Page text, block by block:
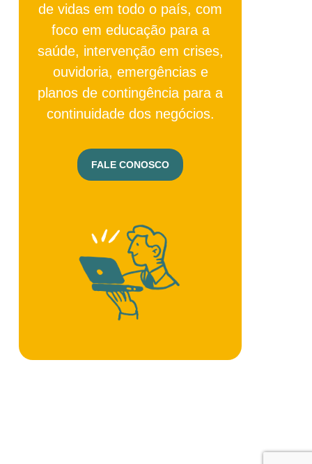
de vidas em todo o país, com
foco em educação para a
saúde, intervenção em crises,
ouvidoria, emergências e
planos de contingência para a
continuidade dos negócios.
FALE CONOSCO